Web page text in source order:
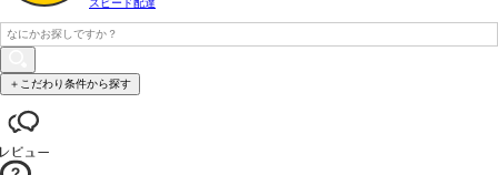
スピード配達
＋こだわり条件から探す